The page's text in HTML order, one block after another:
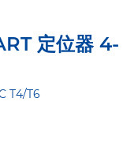
定位器 4-
T4/T6